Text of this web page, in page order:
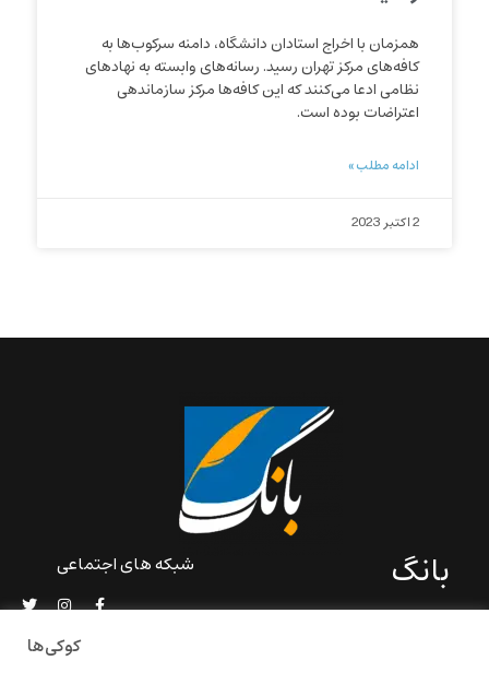
همزمان با اخراج استادان دانشگاه، دامنه سرکوب‌ها به
کافه‌های مرکز تهران رسید. رسانه‌‌های وابسته به نهادهای
نظامی ادعا می‌کنند که این کافه‌ها مرکز سازماندهی
اعتراضات بوده است.
ادامه مطلب »
2 اکتبر 2023
بانگ شبکه های اجتماعی
کوکی‌ها